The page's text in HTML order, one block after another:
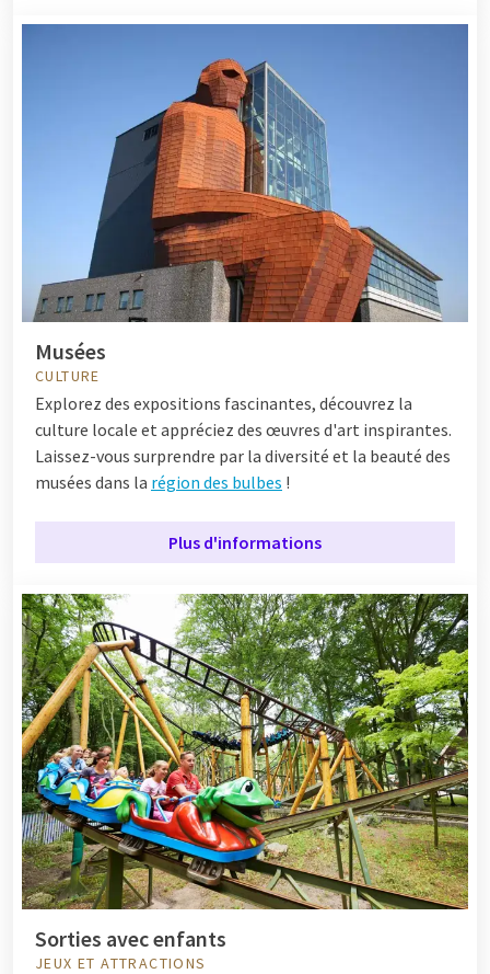
Musées
CULTURE
Explorez des expositions fascinantes, découvrez la
culture locale et appréciez des œuvres d'art inspirantes.
Laissez-vous surprendre par la diversité et la beauté des
musées dans la région des bulbes !
Plus d'informations
Sorties avec enfants
JEUX ET ATTRACTIONS